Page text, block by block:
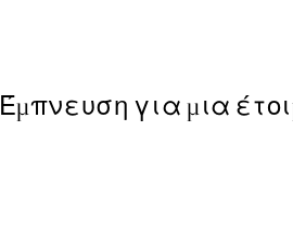
Έμπνευση για μια